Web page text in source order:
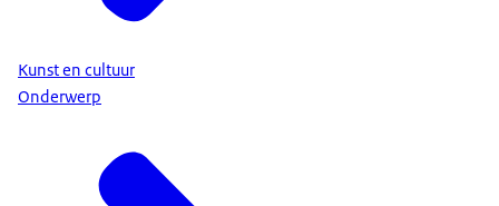
Kunst en cultuur
Onderwerp